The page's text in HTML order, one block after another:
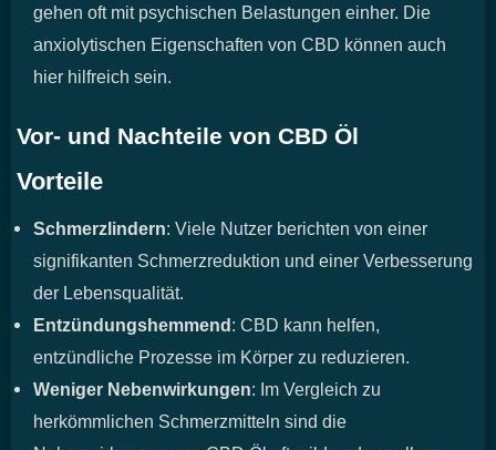
gehen oft mit psychischen Belastungen einher. Die
anxiolytischen Eigenschaften von CBD können auch
hier hilfreich sein.
Vor- und Nachteile von CBD Öl
Vorteile
Schmerzlindern: Viele Nutzer berichten von einer
signifikanten Schmerzreduktion und einer Verbesserung
der Lebensqualität.
Entzündungshemmend: CBD kann helfen,
entzündliche Prozesse im Körper zu reduzieren.
Weniger Nebenwirkungen: Im Vergleich zu
herkömmlichen Schmerzmitteln sind die